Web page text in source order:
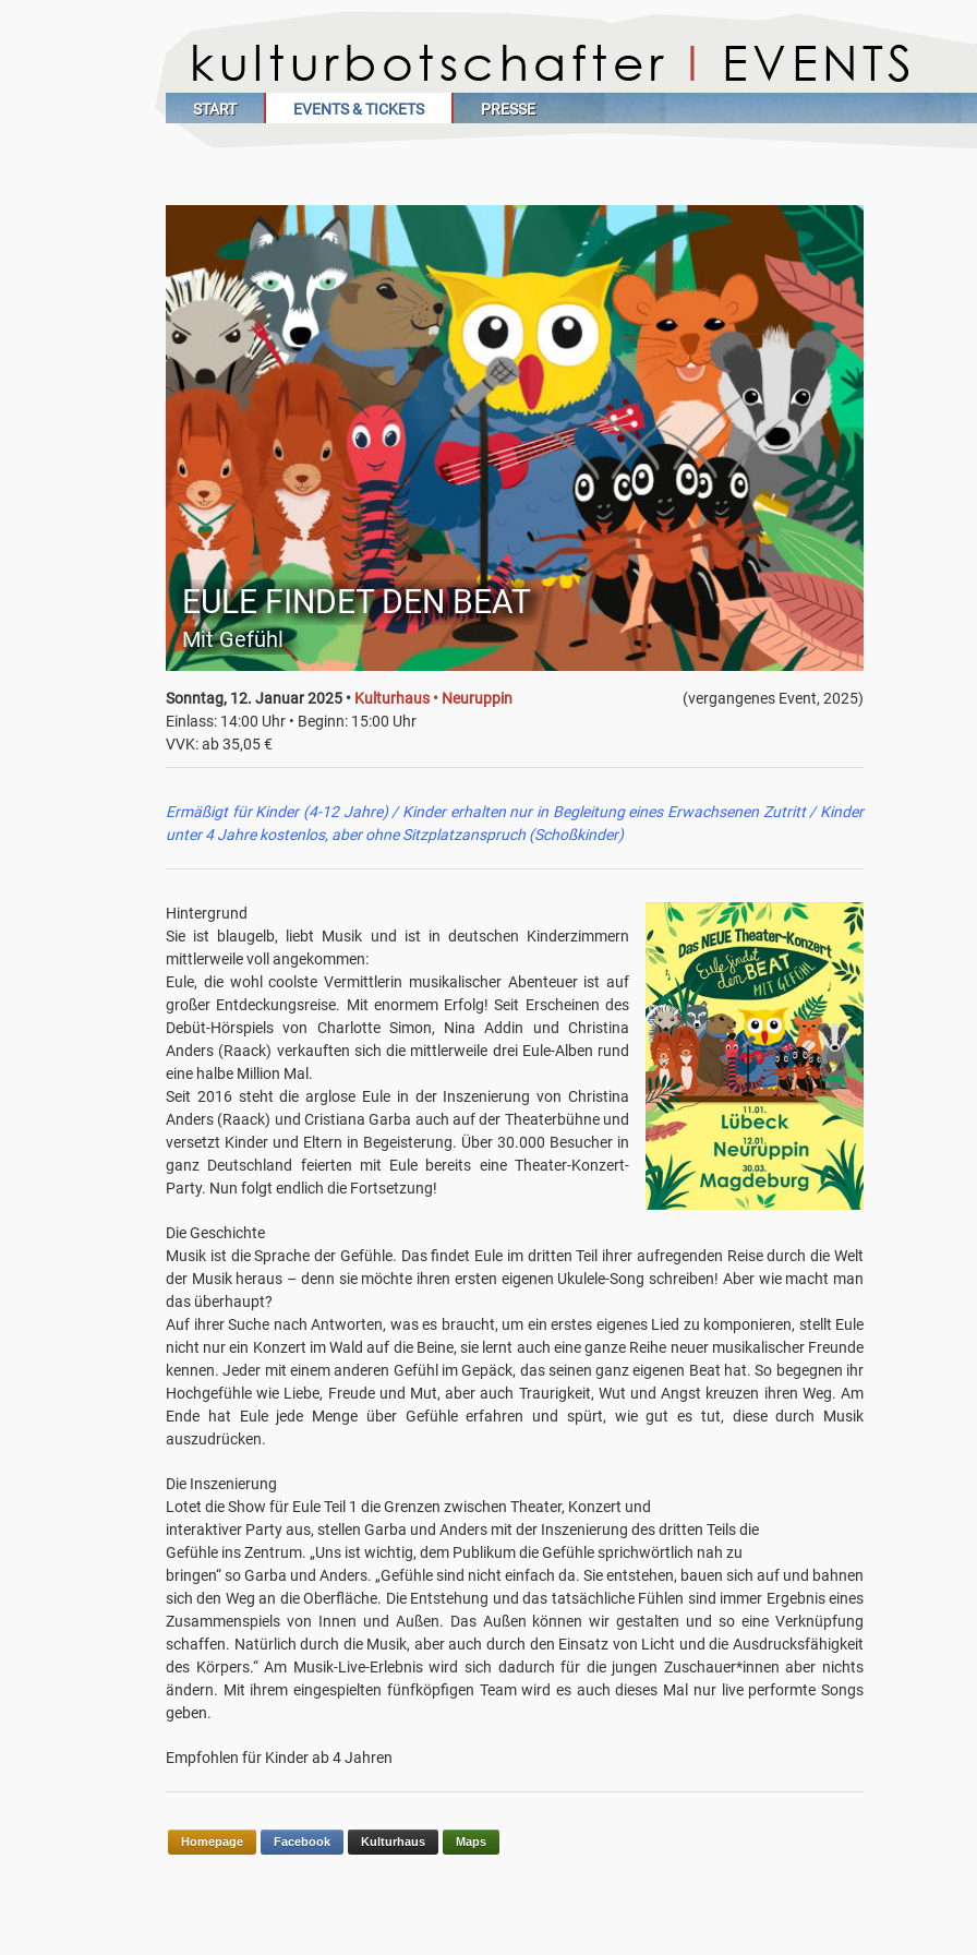
START EVENTS & TICKETS PRESSE
EULE FINDET DEN BEAT
Mit Gefühl
(vergangenes Event, 2025)
Sonntag, 12. Januar 2025 • Kulturhaus • Neuruppin
Einlass: 14:00 Uhr • Beginn: 15:00 Uhr
VVK: ab 35,05 €
Ermäßigt für Kinder (4-12 Jahre) / Kinder erhalten nur in Begleitung eines Erwachsenen Zutritt / Kinder
unter 4 Jahre kostenlos, aber ohne Sitzplatzanspruch (Schoßkinder)
Hintergrund
Sie ist blaugelb, liebt Musik und ist in deutschen Kinderzimmern
mittlerweile voll angekommen:
Eule, die wohl coolste Vermittlerin musikalischer Abenteuer ist auf
großer Entdeckungsreise. Mit enormem Erfolg! Seit Erscheinen des
Debüt-Hörspiels von Charlotte Simon, Nina Addin und Christina
Anders (Raack) verkauften sich die mittlerweile drei Eule-Alben rund
eine halbe Million Mal.
Seit 2016 steht die arglose Eule in der Inszenierung von Christina
Anders (Raack) und Cristiana Garba auch auf der Theaterbühne und
versetzt Kinder und Eltern in Begeisterung. Über 30.000 Besucher in
ganz Deutschland feierten mit Eule bereits eine Theater-Konzert-
Party. Nun folgt endlich die Fortsetzung!
Die Geschichte
Musik ist die Sprache der Gefühle. Das findet Eule im dritten Teil ihrer aufregenden Reise durch die Welt
der Musik heraus – denn sie möchte ihren ersten eigenen Ukulele-Song schreiben! Aber wie macht man
das überhaupt?
Auf ihrer Suche nach Antworten, was es braucht, um ein erstes eigenes Lied zu komponieren, stellt Eule
nicht nur ein Konzert im Wald auf die Beine, sie lernt auch eine ganze Reihe neuer musikalischer Freunde
kennen. Jeder mit einem anderen Gefühl im Gepäck, das seinen ganz eigenen Beat hat. So begegnen ihr
Hochgefühle wie Liebe, Freude und Mut, aber auch Traurigkeit, Wut und Angst kreuzen ihren Weg. Am
Ende hat Eule jede Menge über Gefühle erfahren und spürt, wie gut es tut, diese durch Musik
auszudrücken.
Die Inszenierung
Lotet die Show für Eule Teil 1 die Grenzen zwischen Theater, Konzert und
interaktiver Party aus, stellen Garba und Anders mit der Inszenierung des dritten Teils die
Gefühle ins Zentrum. „Uns ist wichtig, dem Publikum die Gefühle sprichwörtlich nah zu
bringen“ so Garba und Anders. „Gefühle sind nicht einfach da. Sie entstehen, bauen sich auf und bahnen
sich den Weg an die Oberfläche. Die Entstehung und das tatsächliche Fühlen sind immer Ergebnis eines
Zusammenspiels von Innen und Außen. Das Außen können wir gestalten und so eine Verknüpfung
schaffen. Natürlich durch die Musik, aber auch durch den Einsatz von Licht und die Ausdrucksfähigkeit
des Körpers.“ Am Musik-Live-Erlebnis wird sich dadurch für die jungen Zuschauer*innen aber nichts
ändern. Mit ihrem eingespielten fünfköpfigen Team wird es auch dieses Mal nur live performte Songs
geben.
Empfohlen für Kinder ab 4 Jahren
Homepage Facebook Kulturhaus Maps